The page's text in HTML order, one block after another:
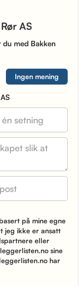
AS
med Bakken
Ingen mening
på mine egne
jeg ikke er ansatt
eller
sine
har